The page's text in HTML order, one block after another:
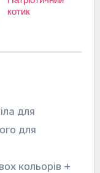
котик
для
для
кольорів +